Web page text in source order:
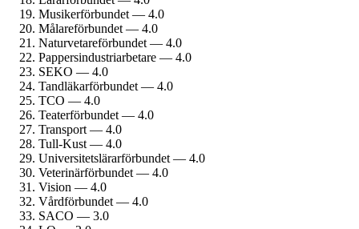
Musiker­förbundet — 4.0
Målare­förbundet — 4.0
Naturvetare­förbundet — 4.0
Pappersindustri­arbetare — 4.0
SEKO — 4.0
Tandläkar­förbundet — 4.0
TCO — 4.0
Teater­förbundet — 4.0
Transport — 4.0
Tull-Kust — 4.0
Universitetslärar­förbundet — 4.0
Veterinärförbundet — 4.0
Vision — 4.0
Vårdförbundet — 4.0
SACO — 3.0